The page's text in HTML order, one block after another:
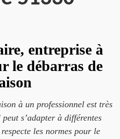
entreprise à
le débarras de
à un professionnel est très
s’adapter à différentes
les normes pour le